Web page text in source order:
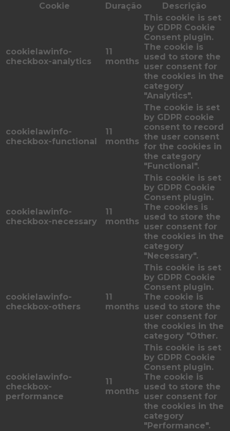
Cookie
Duração Descrição
cookielawinfo-
checkbox-analytics
11
months
This cookie is set
by GDPR Cookie
Consent plugin.
The cookie is
used to store the
user consent for
the cookies in the
category
"Analytics".
cookielawinfo-
checkbox-functional
11
months
The cookie is set
by GDPR cookie
consent to record
the user consent
for the cookies in
the category
"Functional".
cookielawinfo-
checkbox-necessary
11
months
This cookie is set
by GDPR Cookie
Consent plugin.
The cookies is
used to store the
user consent for
the cookies in the
category
"Necessary".
cookielawinfo-
checkbox-others
11
months
This cookie is set
by GDPR Cookie
Consent plugin.
The cookie is
used to store the
user consent for
the cookies in the
category "Other.
cookielawinfo-
checkbox-
performance
11
months
This cookie is set
by GDPR Cookie
Consent plugin.
The cookie is
used to store the
user consent for
the cookies in the
category
"Performance".